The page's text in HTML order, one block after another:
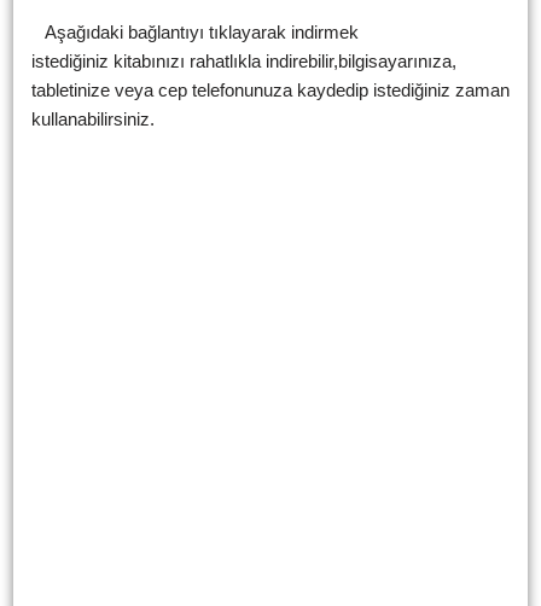
Aşağıdaki bağlantıyı tıklayarak indirmek
istediğiniz kitabınızı rahatlıkla indirebilir,bilgisayarınıza,
tabletinize veya cep telefonunuza kaydedip istediğiniz zaman
kullanabilirsiniz.